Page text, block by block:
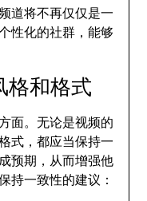
道将不再仅仅是一
性化的社群，能够
格和格式
面。无论是视频的
式，都应当保持一
预期，从而增强他
持一致性的建议：